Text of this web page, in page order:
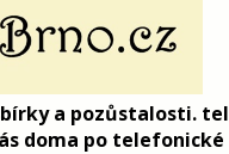
a pozůstalosti. tel
doma po telefonické